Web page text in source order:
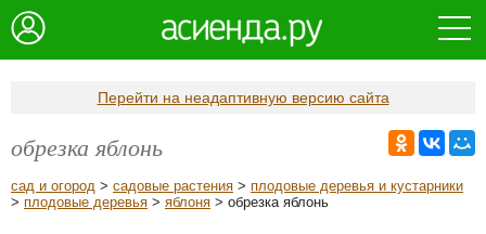
Перейти на неадаптивную версию сайта
обрезка яблонь
сад и огород > садовые растения > плодовые деревья и кустарники
> плодовые деревья > яблоня > обрезка яблонь